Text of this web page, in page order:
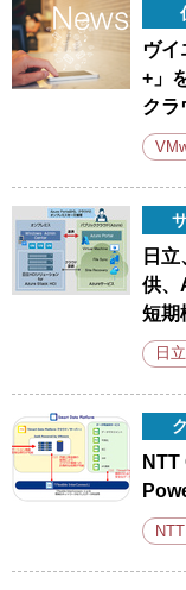
ヴ
+」
クラ
日
供、
短期
日